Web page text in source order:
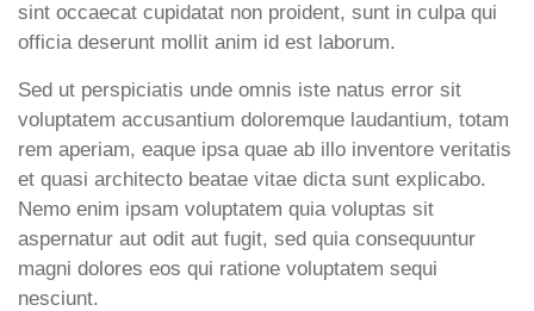
sint occaecat cupidatat non proident, sunt in culpa qui
officia deserunt mollit anim id est laborum.
Sed ut perspiciatis unde omnis iste natus error sit
voluptatem accusantium doloremque laudantium, totam
rem aperiam, eaque ipsa quae ab illo inventore veritatis
et quasi architecto beatae vitae dicta sunt explicabo.
Nemo enim ipsam voluptatem quia voluptas sit
aspernatur aut odit aut fugit, sed quia consequuntur
magni dolores eos qui ratione voluptatem sequi
nesciunt.